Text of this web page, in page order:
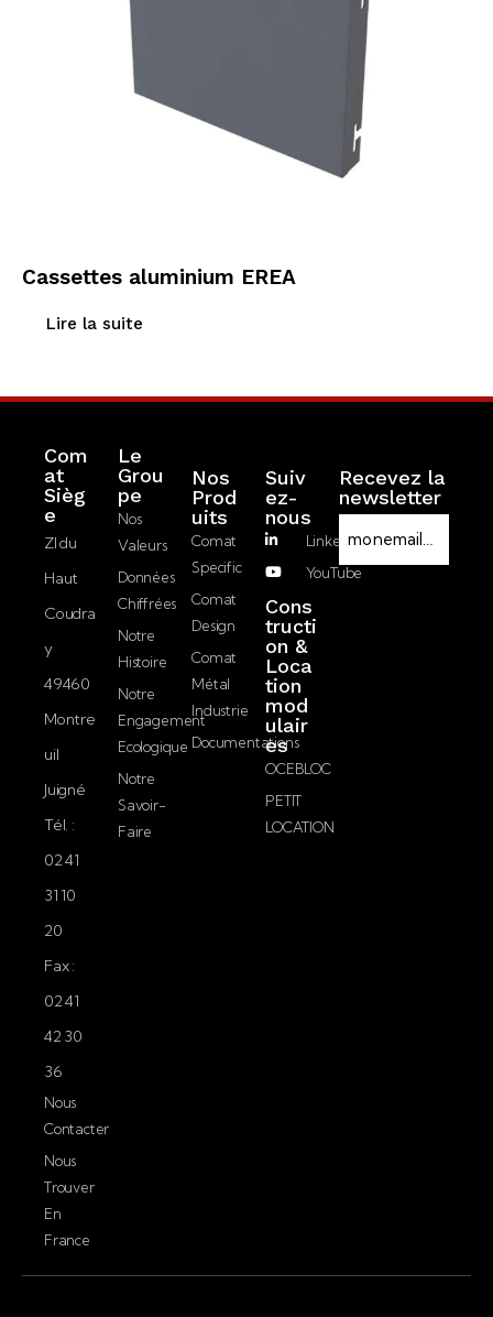
Cassettes aluminium EREA
Lire la suite
Com
at
Sièg
e
ZI du
Haut
Coudra
y
49460
Montre
uil
Juigné
Tél. :
02 41
31 10
20
Fax :
02 41
42 30
36
Nous
Contacter
Nous
Trouver
En
France
Le
Grou
pe
Nos
Valeurs
Données
Chiffrées
Notre
Histoire
Notre
Engagement
Ecologique
Notre
Savoir-
Faire
Nos
Prod
Uits
Comat
Specific
Comat
Design
Comat
Métal
Industrie
Documentations
Suiv
ez-
nous
LinkedIn
YouTube
Cons
tructi
on &
Loca
tion
mod
ulair
es
OCEBLOC
PETIT
LOCATION
Recevez la
newsletter
-
m
R
G
P